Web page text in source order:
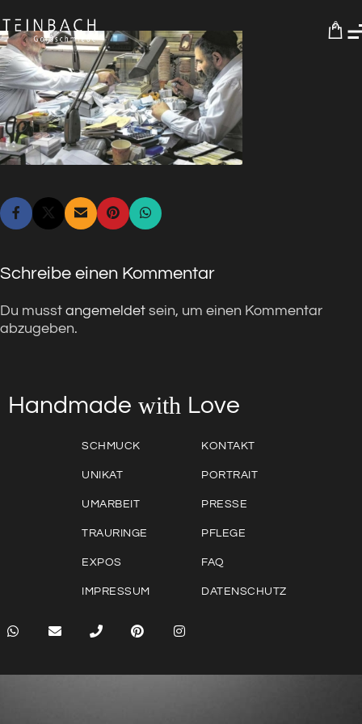
0
Schreibe einen Kommentar
Du musst angemeldet sein, um einen Kommentar
abzugeben.
Handmade with Love
SCHMUCK
UNIKAT
UMARBEIT
TRAURINGE
EXPOS
IMPRESSUM
KONTAKT
PORTRAIT
PRESSE
PFLEGE
FAQ
DATENSCHUTZ